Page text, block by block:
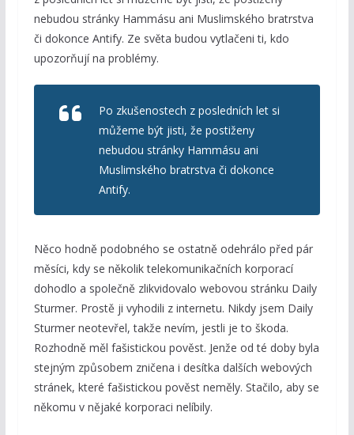
nebudou stránky Hammásu ani Muslimského bratrstva
či dokonce Antify. Ze světa budou vytlačeni ti, kdo
upozorňují na problémy.
Po zkušenostech z posledních let si
můžeme být jisti, že postiženy
nebudou stránky Hammásu ani
Muslimského bratrstva či dokonce
Antify.
Něco hodně podobného se ostatně odehrálo před pár
měsíci, kdy se několik telekomunikačních korporací
dohodlo a společně zlikvidovalo webovou stránku Daily
Sturmer. Prostě ji vyhodili z internetu. Nikdy jsem Daily
Sturmer neotevřel, takže nevím, jestli je to škoda.
Rozhodně měl fašistickou pověst. Jenže od té doby byla
stejným způsobem zničena i desítka dalších webových
stránek, které fašistickou pověst neměly. Stačilo, aby se
někomu v nějaké korporaci nelíbily.